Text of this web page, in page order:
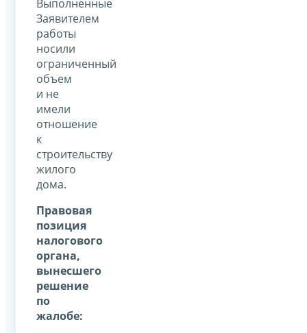
Выполненные
Заявителем
работы
носили
ограниченный
объем
и не
имели
отношение
к
строительству
жилого
дома.
Правовая
позиция
налогового
органа,
вынесшего
решение
по
жалобе: